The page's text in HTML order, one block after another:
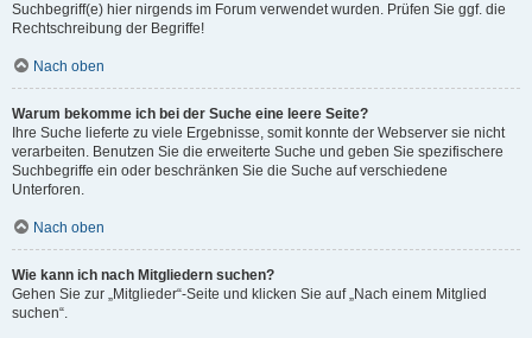
Suchbegriff(e) hier nirgends im Forum verwendet wurden. Prüfen Sie ggf. die
Rechtschreibung der Begriffe!
Nach oben
Warum bekomme ich bei der Suche eine leere Seite?
Ihre Suche lieferte zu viele Ergebnisse, somit konnte der Webserver sie nicht
verarbeiten. Benutzen Sie die erweiterte Suche und geben Sie spezifischere
Suchbegriffe ein oder beschränken Sie die Suche auf verschiedene
Unterforen.
Nach oben
Wie kann ich nach Mitgliedern suchen?
Gehen Sie zur „Mitglieder“-Seite und klicken Sie auf „Nach einem Mitglied
suchen“.